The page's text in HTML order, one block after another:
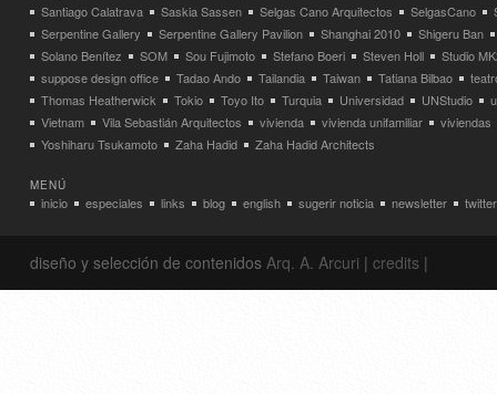
Santiago Calatrava
Saskia Sassen Selgas Cano Arquitectos SelgasCano
Serpentine Gallery
Serpentine Gallery Pavilion Shanghai 2010
Shigeru Ban
Solano Benítez
SOM Sou Fujimoto Stefano Boeri Steven Holl
Studio
suppose design office
Tadao Ando Tailandia Taiwan Tatiana Bilbao
Thomas Heatherwick
Tokio Toyo Ito Turquia Universidad UNStudio
Vietnam
Vila Sebastián Arquitectos vivienda vivienda unifamiliar
viviendas
Yoshiharu Tsukamoto
Zaha Hadid Zaha Hadid Architects
MENÚ
inicio especiales links blog english sugerir noticia newsletter twitter
diseño y selección de contenidos Arq. A. Arcuri | credits |